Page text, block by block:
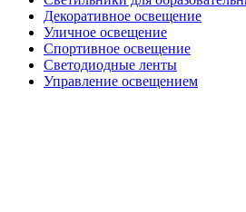
Декоративное освещение
Уличное освещение
Спортивное освещение
Светодиодные ленты
Управление освещением